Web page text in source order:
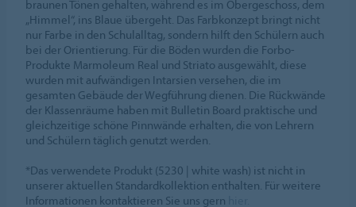
braunen Tönen gehalten, während es im Obergeschoss, dem
„Himmel“, ins Blaue übergeht. Das Farbkonzept bringt nicht
nur Farbe in den Schulalltag, sondern hilft den Schülern auch
bei der Orientierung. Für die Böden wurden die Forbo-
Produkte Marmoleum Real und Striato ausgewählt, diese
wurden mit aufwändigen Intarsien versehen, die im
gesamten Gebäude der Wegführung dienen. Die Rückwände
der Klassenräume haben mit Bulletin Board praktische und
gleichzeitige schöne Pinnwände erhalten, die von Lehrern
und Schülern täglich genutzt werden.
*Das verwendete Produkt (5230 | white wash) ist nicht in
unserer aktuellen Standardkollektion enthalten. Für weitere
Informationen kontaktieren Sie uns gern